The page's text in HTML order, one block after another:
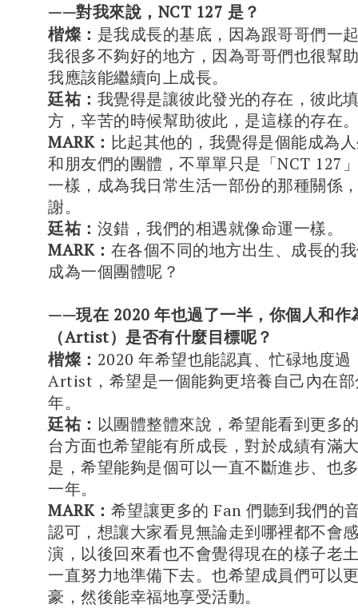
——對我來說，NCT 127 是？
楷燦： 是我成長的基底，因為跟哥哥們一
我很多不夠好的地方，因為哥哥們也很幫
我應該能繼續向上成長。
廷祐： 我覺得是讓彼此發光的存在，彼此
方，辛苦的時候幫助彼此，是這樣的存在
MARK： 比起其他的，我覺得是個能成為
和朋友們的團體，不單單只是「NCT 127
一樣，成為我日常生活一部份的那種關係
謝。
廷祐： 沒錯，我們的相遇就像命運一樣。
MARK： 在各個不同的地方出生、成長的
成為一個團體呢？
——現在 2020 年也過了一半，你個人和作
（Artist）是否有什麼目標呢？
楷燦： 2020 年希望也能認真、忙碌地度過
Artist，希望是一個能夠更培養自己內在
年。
廷祐： 以團體整體來說，希望能看到更多
台方面也希望能有所成長，對於成績有滿
是，希望能夠是個可以一直不斷進步、也
一年。
MARK： 希望讓更多的 Fan 們聽到我們的
認可，想讓大家看見無論走到哪裡都不會
演，以後回來看也不會覺得現在的樣子老
一直努力地準備下去。也希望成員們可以
豪，然後能幸福地享受活動。